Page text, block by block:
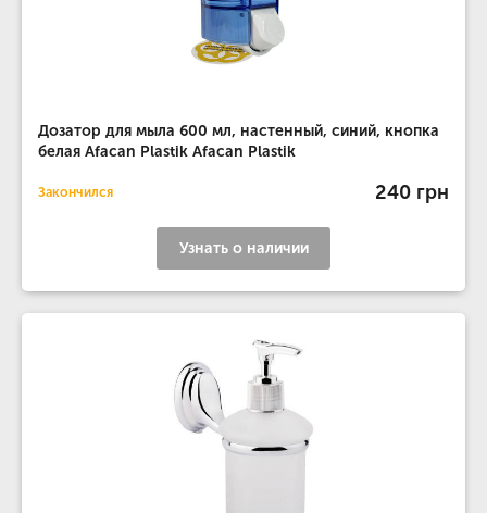
Дозатор для мыла 600 мл, настенный, синий, кнопка
белая Afacan Plastik Afacan Plastik
Закончился 240 грн
Узнать о наличии